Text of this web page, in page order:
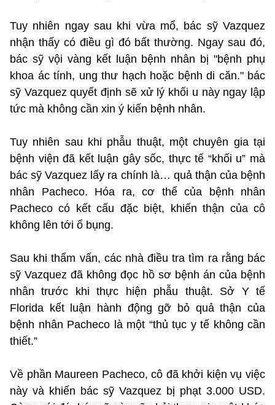
Tuy nhiên ngay sau khi vừa mổ, bác sỹ Vazquez
nhận thấy có điều gì đó bất thường. Ngay sau đó,
bác sỹ vội vàng kết luận bệnh nhân bị "bệnh phụ
khoa ác tính, ung thư hạch hoặc bệnh di căn." bác
sỹ Vazquez quyết định sẽ xử lý khối u này ngay lập
tức mà không cần xin ý kiến bệnh nhân.
Tuy nhiên sau khi phẫu thuật, một chuyên gia tại
bệnh viện đã kết luận gây sốc, thực tế “khối u” mà
bác sỹ Vazquez lấy ra chính là… quả thận của bệnh
nhân Pacheco. Hóa ra, cơ thể của bệnh nhân
Pacheco có kết cấu đặc biệt, khiến thận của cô
không lên tới ổ bụng.
Sau khi thẩm vấn, các nhà điều tra tìm ra rằng bác
sỹ Vazquez đã không đọc hồ sơ bệnh án của bệnh
nhân trước khi thực hiện phẫu thuật. Sở Y tế
Florida kết luận hành động gỡ bỏ quả thận của
bệnh nhân Pacheco là một “thủ tục y tế không cần
thiết.”
Về phần Maureen Pacheco, cô đã khởi kiện vụ việc
này và khiến bác sỹ Vazquez bị phạt 3.000 USD.